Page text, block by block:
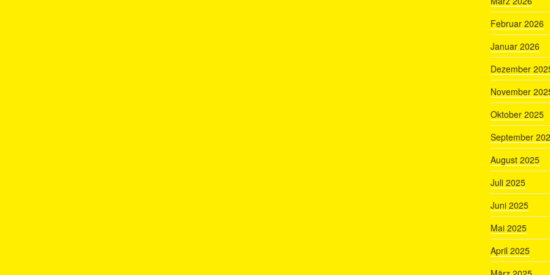
Februar 2026
Januar 2026
Dezember
November
Oktober 2025
September
August 2025
Juli 2025
Juni 2025
Mai 2025
April 2025